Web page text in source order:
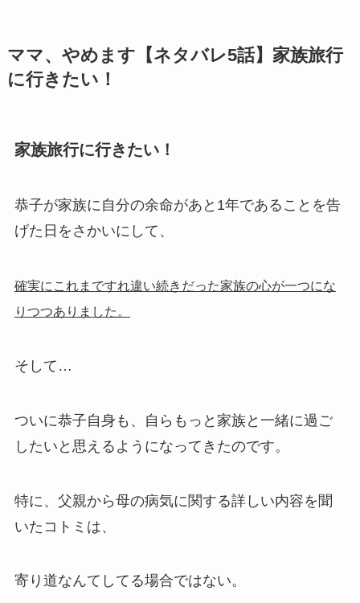
ママ、やめます【ネタバレ5話】家族旅行
に行きたい！
家族旅行に行きたい！
恭子が家族に自分の余命があと1年であることを告
げた日をさかいにして、
確実にこれまですれ違い続きだった家族の心が一つにな
りつつありました。
そして…
ついに恭子自身も、自らもっと家族と一緒に過ご
したいと思えるようになってきたのです。
特に、父親から母の病気に関する詳しい内容を聞
いたコトミは、
寄り道なんてしてる場合ではない。